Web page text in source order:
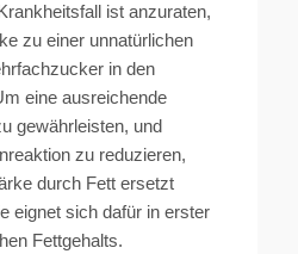
ist anzuraten,
zu einer unnatürlichen
in den
eine ausreichende
gewährleisten, und
zu reduzieren,
durch Fett ersetzt
eignet sich dafür in erster
Fettgehalts.